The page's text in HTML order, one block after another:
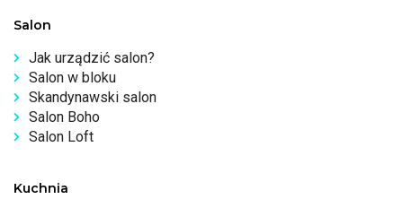
Salon
Jak urządzić salon?
Salon w bloku
Skandynawski salon
Salon Boho
Salon Loft
Kuchnia